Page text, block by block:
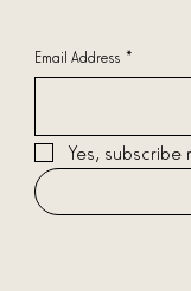
Email Address *
Yes, subscribe